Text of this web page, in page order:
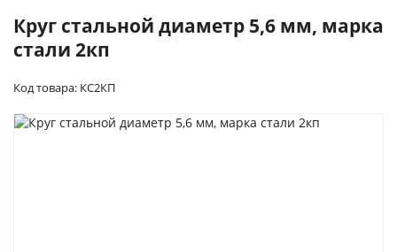
Круг стальной диаметр 5,6 мм, марка
стали 2кп
Код товара: КС2КП